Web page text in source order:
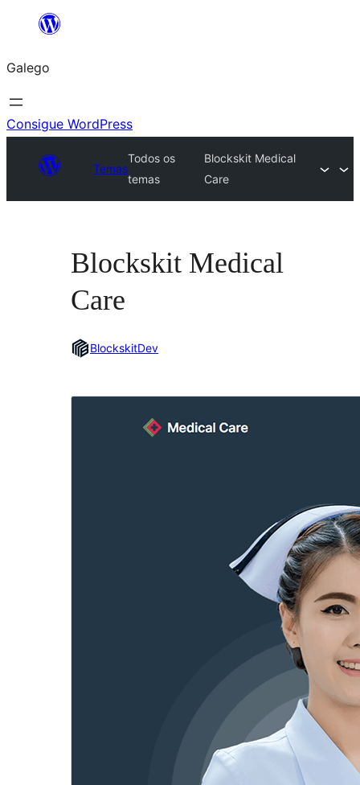
Saltar
contido
Galego
Consigue WordPress
Temas
Todos os
temas
Blockskit Medical
Care
Blockskit Medical
Care
BlockskitDev